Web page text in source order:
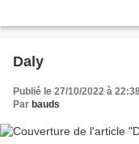
Daly
Publié le 27/10/2022 à
Par bauds